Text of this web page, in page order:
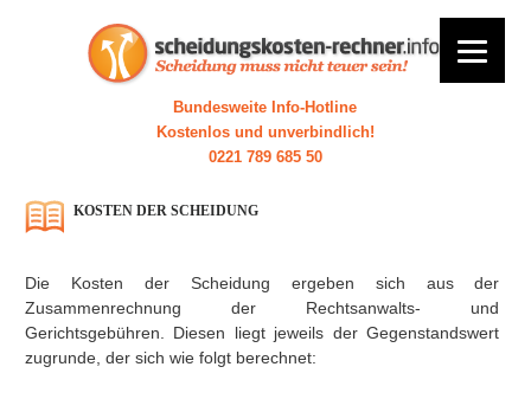
Bundesweite Info-Hotline
Kostenlos und unverbindlich!
0221 789 685 50
KOSTEN DER SCHEIDUNG
Die Kosten der Scheidung ergeben sich aus der
Zusammenrechnung der Rechtsanwalts- und
Gerichtsgebühren. Diesen liegt jeweils der Gegenstandswert
zugrunde, der sich wie folgt berechnet: